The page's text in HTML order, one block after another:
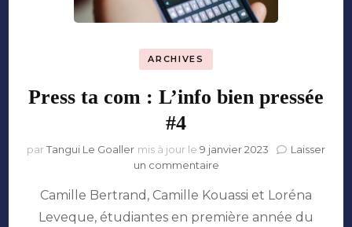
ARCHIVES
Press ta com : L’info bien pressée
#4
parTangui Le Goaller mis à jour le 9 janvier 2023
Laisser
un commentairesur
ta
com
Camille Bertrand, Camille Kouassi et Loréna
Leveque, étudiantes en première année du